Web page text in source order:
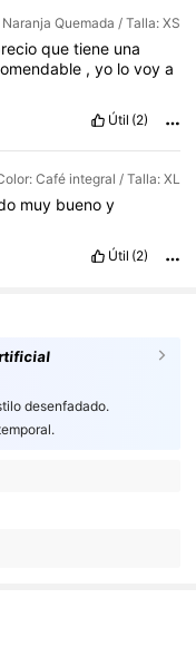
Quemada / Talla: XS
que tiene una
,yo lovoya
Útil (2)
Café integral / Talla: XL
muy bueno y
Útil (2)
desenfadado.